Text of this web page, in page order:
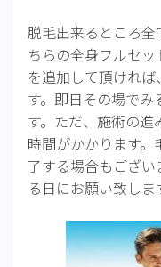
脱毛出来るところ
ちらの全身フルセッ
を追加して頂けれ
す。即日その場で
す。ただ、施術の
時間がかかります
了する場合もござ
る日にお願い致しま